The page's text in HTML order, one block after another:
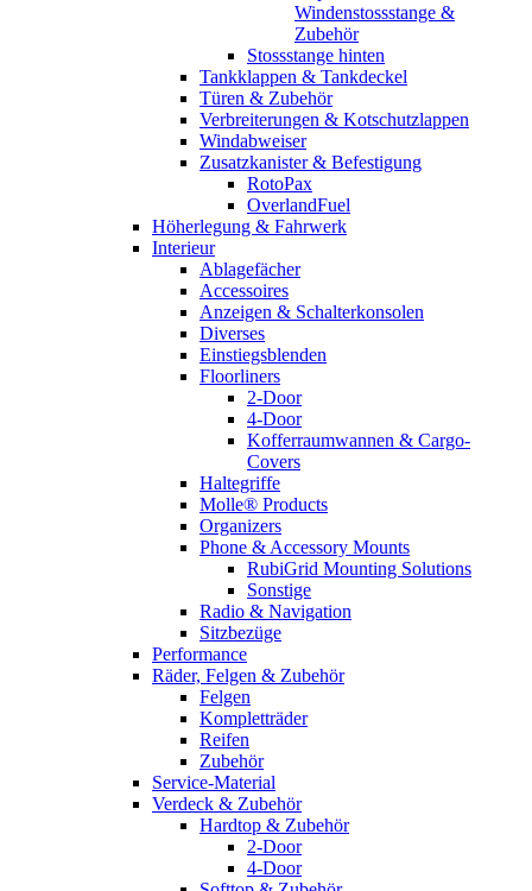
Windenstossstange &
Zubehör
Stossstange hinten
Tankklappen & Tankdeckel
Türen & Zubehör
Verbreiterungen & Kotschutzlappen
Windabweiser
Zusatzkanister & Befestigung
RotoPax
OverlandFuel
Höherlegung & Fahrwerk
Interieur
Ablagefächer
Accessoires
Anzeigen & Schalterkonsolen
Diverses
Einstiegsblenden
Floorliners
2-Door
4-Door
Kofferraumwannen & Cargo-
Covers
Haltegriffe
Molle® Products
Organizers
Phone & Accessory Mounts
RubiGrid Mounting Solutions
Sonstige
Radio & Navigation
Sitzbezüge
Performance
Räder, Felgen & Zubehör
Felgen
Kompletträder
Reifen
Zubehör
Service-Material
Verdeck & Zubehör
Hardtop & Zubehör
2-Door
4-Door